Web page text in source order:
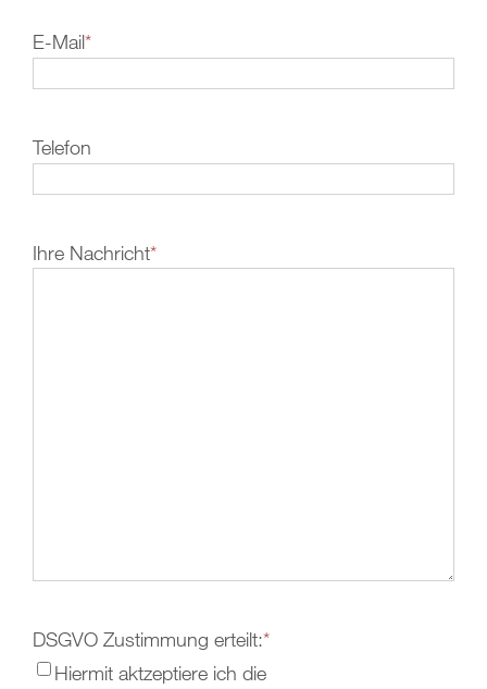
E-Mail*
Telefon
Ihre Nachricht*
DSGVO Zustimmung erteilt:*
Hiermit aktzeptiere ich die